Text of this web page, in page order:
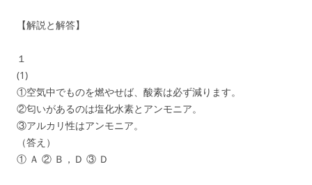
【解説と解答】
１
(1)
①空気中でものを燃やせば、酸素は必ず減ります。
②匂いがあるのは塩化水素とアンモニア。
③アルカリ性はアンモニア。
（答え）
① Ａ ② Ｂ，Ｄ ③ Ｄ